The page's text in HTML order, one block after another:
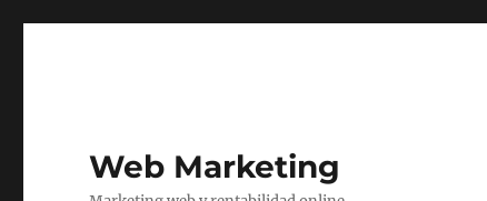
Web Marketing